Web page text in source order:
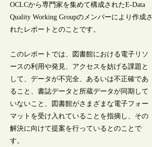
OCLCから専門家を集めて構成されたE-Data
Quality Working Groupのメンバーにより作成さ
れたレポートとのことです。
このレポートでは、図書館における電子リソ
ースの利用や発見、アクセスを妨げる課題と
して、データが不完全、あるいは不正確であ
ること、書誌データと所蔵データが同期して
いないこと、図書館がさまざまな電子フォー
マットを受け入れていることを指摘し、その
解決に向けて提案を行っているとのことで
す。